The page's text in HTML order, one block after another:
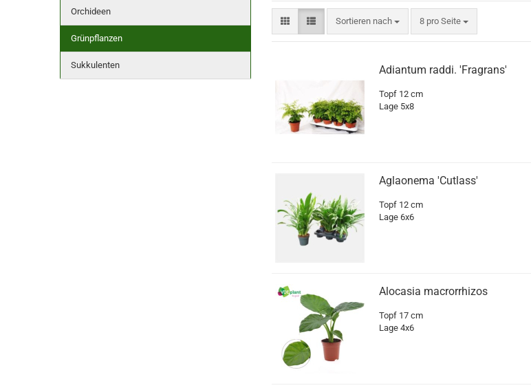
Sortieren nach
Sortieren nach 8 pro Seite
pro Seite
Adiantum raddi. 'Fragrans'
Topf 12 cm
Lage 5x8
Aglaonema 'Cutlass'
Topf 12 cm
Lage 6x6
Alocasia macrorrhizos
Topf 17 cm
Lage 4x6
Orchideen
Grünpflanzen
Sukkulenten